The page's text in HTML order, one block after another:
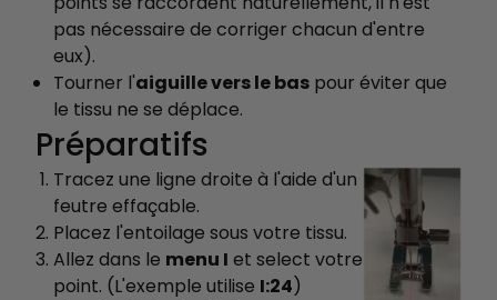
pas nécessaire de corriger chacun d'entre
eux).
Tourner l'aiguille vers le bas pour éviter que
le tissu ne se déplace.
Préparatifs
Tracez une ligne droite à l'aide d'un
feutre effaçable.
Placez l'entoilage sous votre tissu.
Allez dans le menu I et select votre
point. (L'exemple utilise I:24)